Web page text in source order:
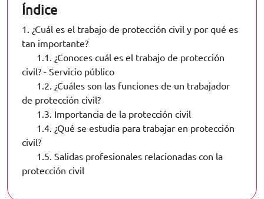
Índice
1. ¿Cuál es el trabajo de protección civil y por qué es
tan importante?
1.1. ¿Conoces cuál es el trabajo de protección
civil? - Servicio público
1.2. ¿Cuáles son las funciones de un trabajador
de protección civil?
1.3. Importancia de la protección civil
1.4. ¿Qué se estudia para trabajar en protección
civil?
1.5. Salidas profesionales relacionadas con la
protección civil